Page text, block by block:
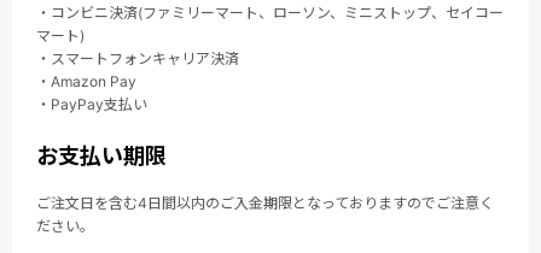
・コンビニ決済(ファミリーマート、ローソン、ミニストップ、セイコー
マート)
・スマートフォンキャリア決済
・Amazon Pay
・PayPay支払い
お支払い期限
ご注文日を含む4日間以内のご入金期限となっておりますのでご注意く
ださい。